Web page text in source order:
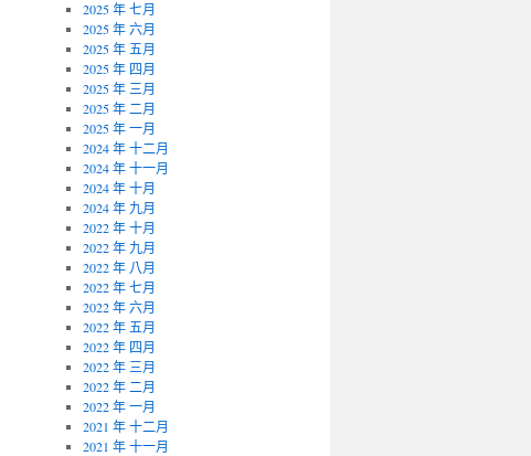
2025 年 七月
2025 年 六月
2025 年 五月
2025 年 四月
2025 年 三月
2025 年 二月
2025 年 一月
2024 年 十二月
2024 年 十一月
2024 年 十月
2024 年 九月
2022 年 十月
2022 年 九月
2022 年 八月
2022 年 七月
2022 年 六月
2022 年 五月
2022 年 四月
2022 年 三月
2022 年 二月
2022 年 一月
2021 年 十二月
2021 年 十一月